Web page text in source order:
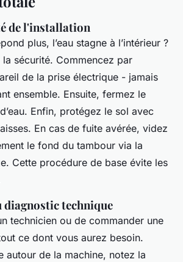
de l'installation
plus, l’eau stagne à l’intérieur ?
sécurité. Commencez par
de la prise électrique - jamais
ensemble. Ensuite, fermez le
Enfin, protégez le sol avec
En cas de fuite avérée, videz
le fond du tambour via la
Cette procédure de base évite les
technique
technicien ou de commander une
ce dont vous aurez besoin.
autour de la machine, notez la